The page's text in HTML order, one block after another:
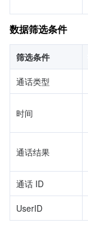
数据筛选条件
筛选条件
通话类型
时间
通话结果
通话 ID
UserID